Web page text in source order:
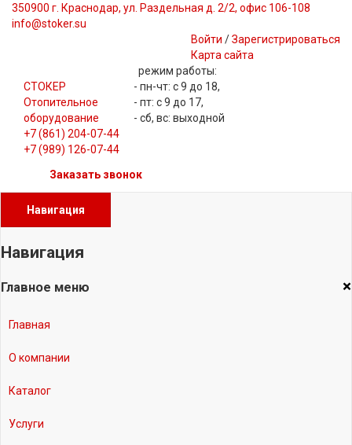
350900 г. Краснодар, ул. Раздельная д. 2/2, офис 106-108
info@stoker.su
Войти /Зарегистрироваться
Карта сайта
СТОКЕР
Отопительное
оборудование
режим работы:
- пн-чт: с 9 до 18,
- пт: с 9 до 17,
- сб, вс: выходной
+7 (861) 204-07-44
+7 (989) 126-07-44
Заказать звонок
Навигация
Навигация
×
Главное меню
Главная
О компании
Каталог
Услуги